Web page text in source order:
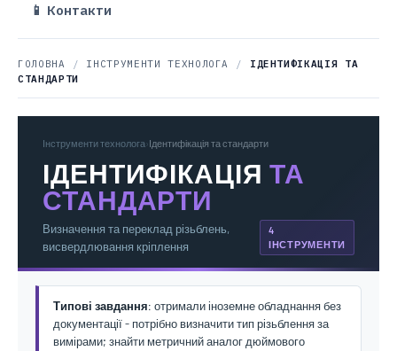
📱 Контакти
ГОЛОВНА / ІНСТРУМЕНТИ ТЕХНОЛОГА /
ІДЕНТИФІКАЦІЯ ТА
СТАНДАРТИ
Інструменти технолога ›Ідентифікація та стандарти
ІДЕНТИФІКАЦІЯ ТА
СТАНДАРТИ
Визначення та переклад різьблень,
висвердлювання кріплення
4
ІНСТРУМЕНТИ
Типові завдання: отримали іноземне обладнання без
документації - потрібно визначити тип різьблення за
вимірами; знайти метричний аналог дюймового